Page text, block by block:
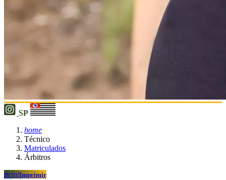
SP
home
Técnico
Matriculados
Árbitros
printImprimir